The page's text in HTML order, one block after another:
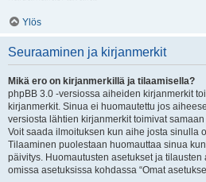
Ylös
Seuraaminen ja kirjanmerkit
Mikä ero on kirjanmerkillä ja tilaamisella?
phpBB 3.0 -versiossa aiheiden kirjanmerkit
kirjanmerkit. Sinua ei huomautettu jos
versiosta lähtien kirjanmerkit toimivat
Voit saada ilmoituksen kun aihe josta sinulla
Tilaaminen puolestaan huomauttaa sinua
päivitys. Huomautusten asetukset ja
omissa asetuksissa kohdassa “Omat